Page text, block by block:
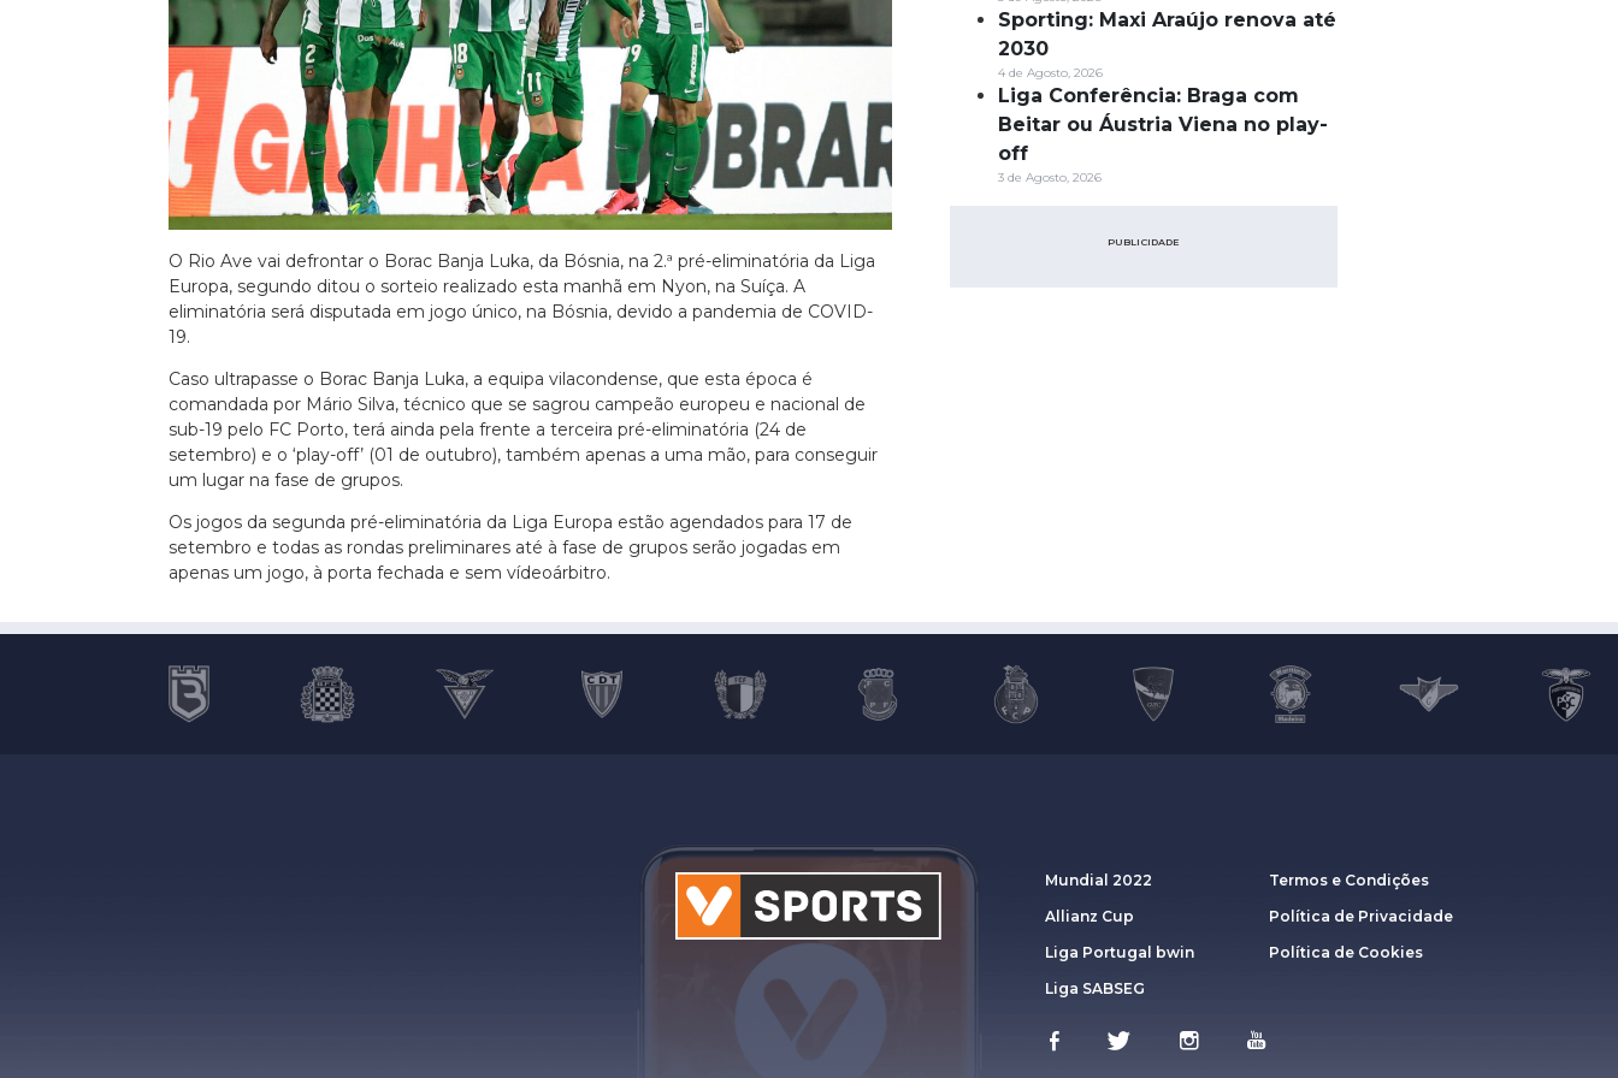
Euro 2020
O Rio Ave vai defrontar o Borac Banja Luka, da Bósnia, na 2.ª pré-eliminatória da Liga
Europa, segundo ditou o sorteio realizado esta manhã em Nyon, na Suíça. A
eliminatória será disputada em jogo único, na Bósnia, devido a pandemia de COVID-
19.
Caso ultrapasse o Borac Banja Luka, a equipa vilacondense, que esta época é
comandada por Mário Silva, técnico que se sagrou campeão europeu e nacional de
sub-19 pelo FC Porto, terá ainda pela frente a terceira pré-eliminatória (24 de
setembro) e o ‘play-off’ (01 de outubro), também apenas a uma mão, para conseguir
um lugar na fase de grupos.
Os jogos da segunda pré-eliminatória da Liga Europa estão agendados para 17 de
setembro e todas as rondas preliminares até à fase de grupos serão jogadas em
apenas um jogo, à porta fechada e sem vídeoárbitro.
Sporting: Maxi Araújo renova até
2030
4 de Agosto, 2026
Liga Conferência: Braga com
Beitar ou Áustria Viena no play-
off
3 de Agosto, 2026
PUBLICIDADE
Mundial 2022
Allianz Cup
Liga Portugal bwin
Liga SABSEG
Termos e Condições
Política de Privacidade
Política de Cookies